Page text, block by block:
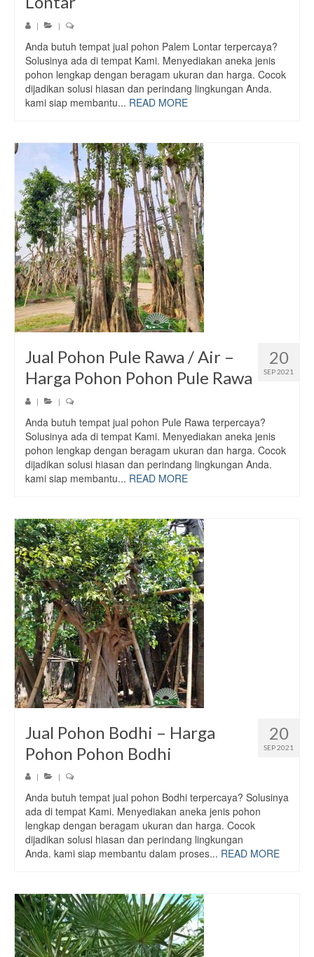
| |
Anda butuh tempat jual pohon Palem Lontar terpercaya?
Solusinya ada di tempat Kami. Menyediakan aneka jenis
pohon lengkap dengan beragam ukuran dan harga. Cocok
dijadikan solusi hiasan dan perindang lingkungan Anda.
kami siap membantu... READ MORE
20
SEP 2021
Jual Pohon Pule Rawa / Air –
Harga Pohon Pohon Pule Rawa
| |
Anda butuh tempat jual pohon Pule Rawa terpercaya?
Solusinya ada di tempat Kami. Menyediakan aneka jenis
pohon lengkap dengan beragam ukuran dan harga. Cocok
dijadikan solusi hiasan dan perindang lingkungan Anda.
kami siap membantu... READ MORE
20
SEP 2021
Jual Pohon Bodhi – Harga
Pohon Pohon Bodhi
| |
Anda butuh tempat jual pohon Bodhi terpercaya? Solusinya
ada di tempat Kami. Menyediakan aneka jenis pohon
lengkap dengan beragam ukuran dan harga. Cocok
dijadikan solusi hiasan dan perindang lingkungan
Anda. kami siap membantu dalam proses... READ MORE